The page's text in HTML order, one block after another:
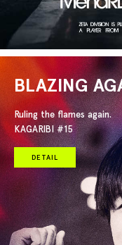
BLAZING
Ruling the flames again.
KAGARIBI #15
DETAIL